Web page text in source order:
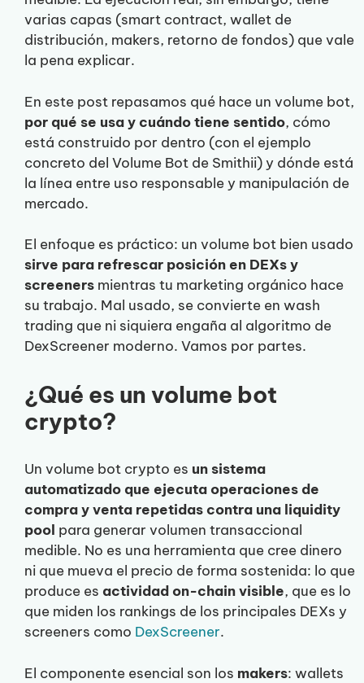
varias capas (smart contract, wallet de
distribución, makers, retorno de fondos) que vale
la pena explicar.
En este post repasamos qué hace un volume bot,
por qué se usa y cuándo tiene sentido, cómo
está construido por dentro (con el ejemplo
concreto del Volume Bot de Smithii) y dónde está
la línea entre uso responsable y manipulación de
mercado.
El enfoque es práctico: un volume bot bien usado
sirve para refrescar posición en DEXs y
screeners mientras tu marketing orgánico hace
su trabajo. Mal usado, se convierte en wash
trading que ni siquiera engaña al algoritmo de
DexScreener moderno. Vamos por partes.
¿Qué es un volume bot
crypto?
Un volume bot crypto es un sistema
automatizado que ejecuta operaciones de
compra y venta repetidas contra una liquidity
pool para generar volumen transaccional
medible. No es una herramienta que cree dinero
ni que mueva el precio de forma sostenida: lo que
produce es actividad on-chain visible, que es lo
que miden los rankings de los principales DEXs y
screeners como DexScreener.
El componente esencial son los makers: wallets